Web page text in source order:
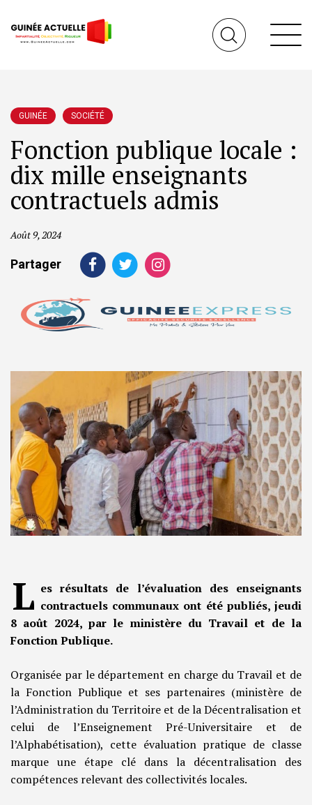
GUINÉE SOCIÉTÉ
Fonction publique locale :
dix mille enseignants
contractuels admis
Août 9, 2024
Partager
L es résultats de l’évaluation des enseignants
contractuels communaux ont été publiés, jeudi
8 août 2024, par le ministère du Travail et de la
Fonction Publique.
Organisée par le département en charge du Travail et de
la Fonction Publique et ses partenaires (ministère de
l’Administration du Territoire et de la Décentralisation et
celui de l’Enseignement Pré-Universitaire et de
l’Alphabétisation), cette évaluation pratique de classe
marque une étape clé dans la décentralisation des
compétences relevant des collectivités locales.